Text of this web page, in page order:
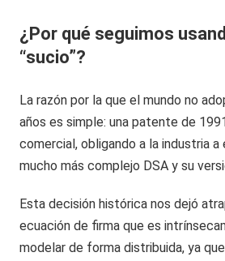
¿Por qué seguimos
“sucio”?
La razón por la que el mundo no
años es simple: una patente de
comercial, obligando a la industria a
mucho más complejo DSA y su
Esta decisión histórica nos dejó
ecuación de firma que es
modelar de forma distribuida, ya